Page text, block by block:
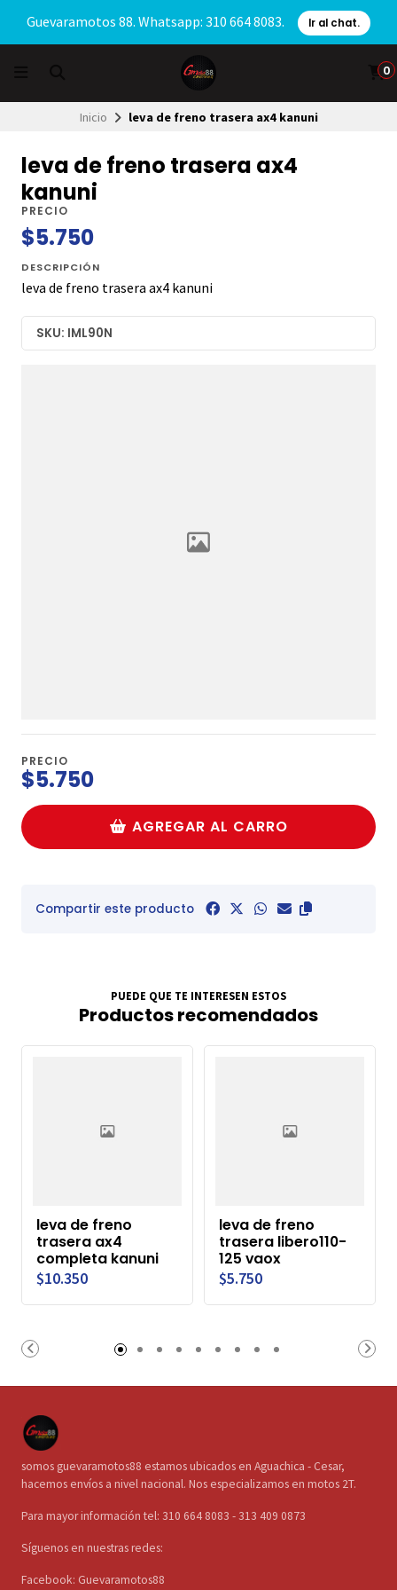
Guevaramotos 88. Whatsapp: 310 664 8083. Ir al chat.
0
Inicio leva de freno trasera ax4 kanuni
leva de freno trasera ax4
kanuni
PRECIO
$5.750
DESCRIPCIÓN
leva de freno trasera ax4 kanuni
SKU: IML90N
PRECIO
$5.750
AGREGAR AL CARRO
Compartir este producto
PUEDE QUE TE INTERESEN ESTOS
Productos recomendados
leva de freno
trasera ax4
completa kanuni
$10.350
leva de freno
trasera libero110-
125 vaox
$5.750
somos guevaramotos88 estamos ubicados en Aguachica - Cesar,
hacemos envíos a nivel nacional. Nos especializamos en motos 2T.
Para mayor información tel: 310 664 8083 - 313 409 0873
Síguenos en nuestras redes:
Facebook: Guevaramotos88